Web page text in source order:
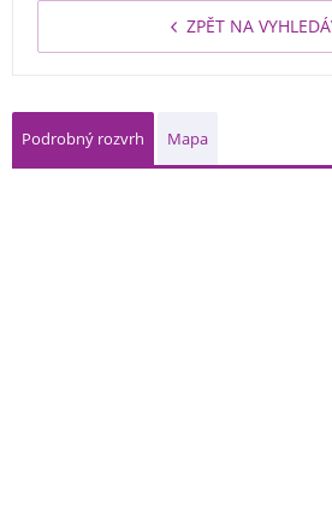
ZPĚT NA
Podrobný rozvrh Mapa